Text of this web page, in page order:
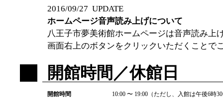
2016/09/27 UPDATE
ホームページ音声読み上げについて
八王子市夢美術館ホームページは音声読み上
画面右上のボタンをクリックいただくことで
開館時間／休館日
開館時間
10:00 〜 19:00（ただし、入館は午後6時